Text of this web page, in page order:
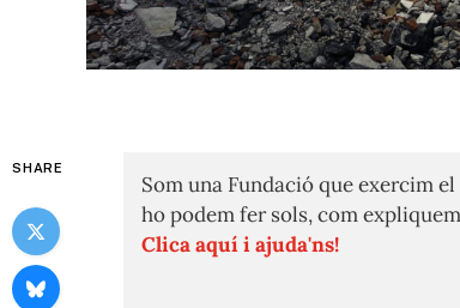
SHARE
Som una Fundació que exercim
ho podem fer sols, com
Clica aquí i ajuda'ns!